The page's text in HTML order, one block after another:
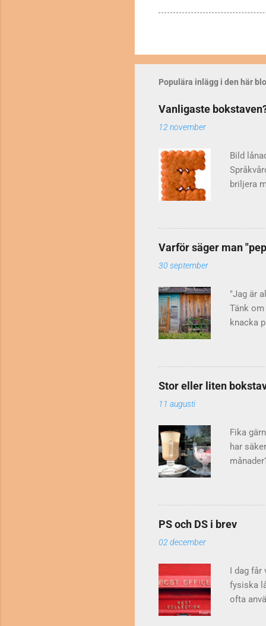
Populära inlägg i den här
Vanligaste
12 november
Bild
briljera
(1972).
blev
Varför säger man
30 september
"Jag är
Tänk
knacka
har ju
varför
Stor eller liten
11 augusti
Fika
har
och
PS och DS i brev
02 december
I dag får
fysiska
ofta